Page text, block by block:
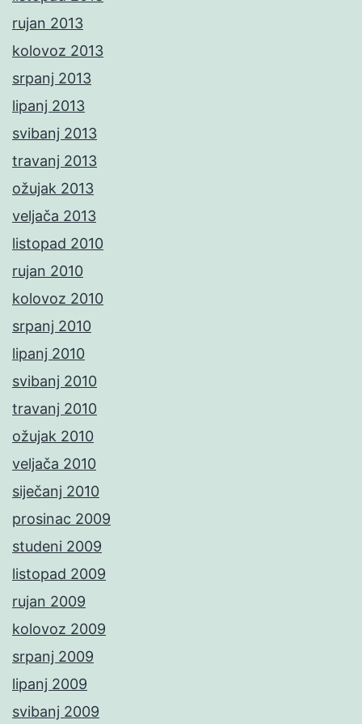
rujan 2013
kolovoz 2013
srpanj 2013
lipanj 2013
svibanj 2013
travanj 2013
ožujak 2013
veljača 2013
listopad 2010
rujan 2010
kolovoz 2010
srpanj 2010
lipanj 2010
svibanj 2010
travanj 2010
ožujak 2010
veljača 2010
siječanj 2010
prosinac 2009
studeni 2009
listopad 2009
rujan 2009
kolovoz 2009
srpanj 2009
lipanj 2009
svibanj 2009